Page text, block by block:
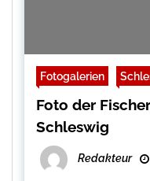
Fotogalerien
Foto der
Schleswig
Redakteur